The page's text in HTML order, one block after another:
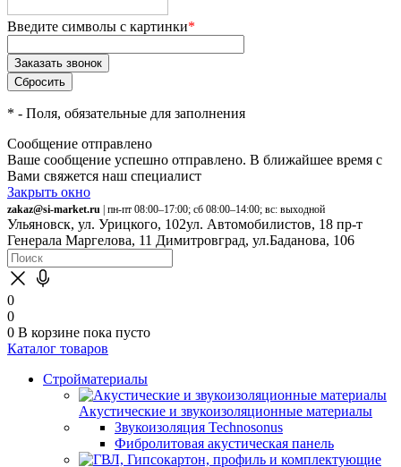
Введите символы с картинки*
* - Поля, обязательные для заполнения
Сообщение отправлено
Ваше сообщение успешно отправлено. В ближайшее время с
Вами свяжется наш специалист
Закрыть окно
zakaz@si-market.ru | пн-пт 08:00–17:00; сб 08:00–14:00; вс: выходной
Ульяновск, ул. Урицкого, 102ул. Автомобилистов, 18 пр-т
Генерала Маргелова, 11 Димитровград, ул.Баданова, 106
0
0
0 В корзине пока пусто
Каталог товаров
Стройматериалы
Акустические и звукоизоляционные материалы
Звукоизоляция Technosonus
Фибролитовая акустическая панель